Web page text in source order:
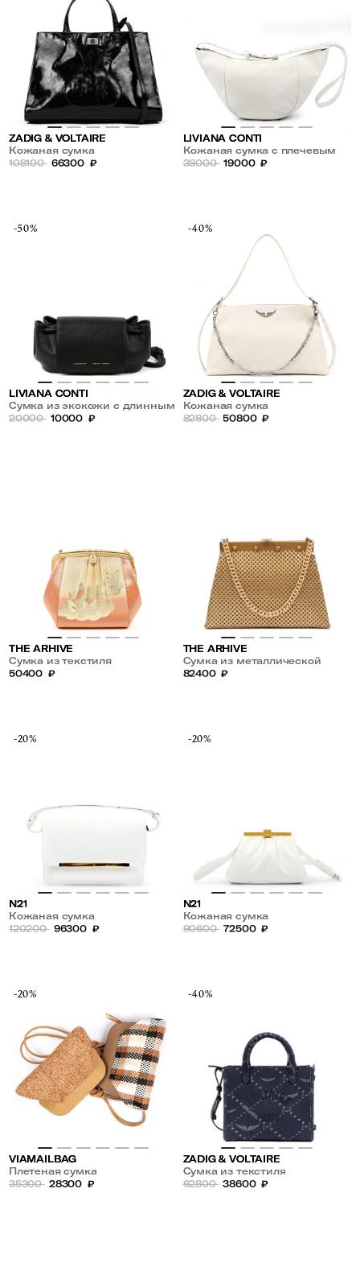
ZADIG & VOLTAIRE
Кожаная сумка
108100 66300 ₽
LIVIANA CONTI
Кожаная сумка с плечевым
ремнем
38000 19000 ₽
-50%
LIVIANA CONTI
Сумка из экокожи с длинным
ремешком
20000 10000 ₽
-40%
ZADIG & VOLTAIRE
Кожаная сумка
82800 50800 ₽
THE ARHIVE
Сумка из текстиля
50400 ₽
THE ARHIVE
Сумка из металлической
кольчуги
82400 ₽
-20%
N21
Кожаная сумка
120200 96300 ₽
-20%
N21
Кожаная сумка
90600 72500 ₽
-20%
VIAMAILBAG
Плетеная сумка
35300 28300 ₽
-40%
ZADIG & VOLTAIRE
Сумка из текстиля
62800 38600 ₽